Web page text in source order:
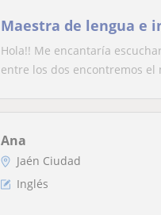
Maestra de lengua e
Hola!! Me encantaría
entre los dos encontremos el
Ana
Jaén Ciudad
Inglés